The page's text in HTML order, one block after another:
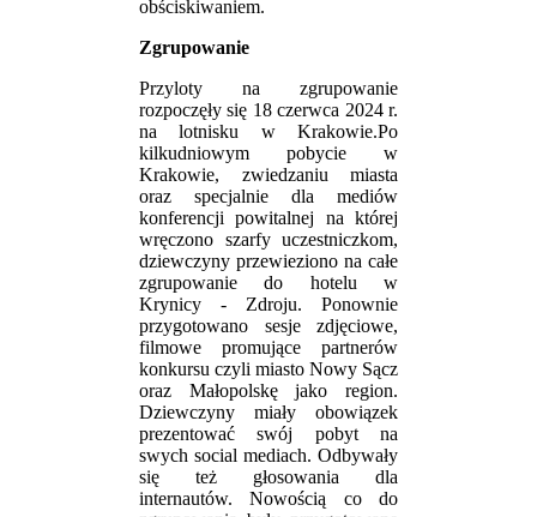
obściskiwaniem.
Zgrupowanie
Przyloty na zgrupowanie
rozpoczęły się 18 czerwca 2024 r.
na lotnisku w Krakowie.Po
kilkudniowym pobycie w
Krakowie, zwiedzaniu miasta
oraz specjalnie dla mediów
konferencji powitalnej na której
wręczono szarfy uczestniczkom,
dziewczyny przewieziono na całe
zgrupowanie do hotelu w
Krynicy - Zdroju. Ponownie
przygotowano sesje zdjęciowe,
filmowe promujące partnerów
konkursu czyli miasto Nowy Sącz
oraz Małopolskę jako region.
Dziewczyny miały obowiązek
prezentować swój pobyt na
swych social mediach. Odbywały
się też głosowania dla
internautów. Nowością co do